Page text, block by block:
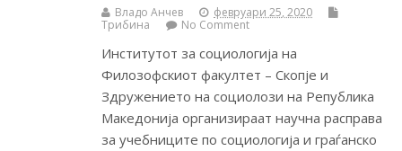
Владо Анчев
февруари 25, 2020
Трибина
No Comment
Институтот за социологија на
Филозофскиот факултет – Скопје и
Здружението на социолози на Република
Македонија организираат научна расправа
за учебниците по социологија и граѓанско